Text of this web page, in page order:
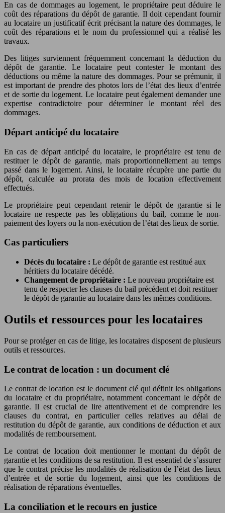
En cas de dommages au logement, le propriétaire peut déduire le
coût des réparations du dépôt de garantie. Il doit cependant fournir
au locataire un justificatif écrit précisant la nature des dommages, le
coût des réparations et le nom du professionnel qui a réalisé les
travaux.
Des litiges surviennent fréquemment concernant la déduction du
dépôt de garantie. Le locataire peut contester le montant des
déductions ou même la nature des dommages. Pour se prémunir, il
est important de prendre des photos lors de l’état des lieux d’entrée
et de sortie du logement. Le locataire peut également demander une
expertise contradictoire pour déterminer le montant réel des
dommages.
Départ anticipé du locataire
En cas de départ anticipé du locataire, le propriétaire est tenu de
restituer le dépôt de garantie, mais proportionnellement au temps
passé dans le logement. Ainsi, le locataire récupère une partie du
dépôt, calculée au prorata des mois de location effectivement
effectués.
Le propriétaire peut cependant retenir le dépôt de garantie si le
locataire ne respecte pas les obligations du bail, comme le non-
paiement des loyers ou la non-exécution de l’état des lieux de sortie.
Cas particuliers
Décès du locataire : Le dépôt de garantie est restitué aux
héritiers du locataire décédé.
Changement de propriétaire : Le nouveau propriétaire est
tenu de respecter les clauses du bail précédent et doit restituer
le dépôt de garantie au locataire dans les mêmes conditions.
Outils et ressources pour les locataires
Pour se protéger en cas de litige, les locataires disposent de plusieurs
outils et ressources.
Le contrat de location : un document clé
Le contrat de location est le document clé qui définit les obligations
du locataire et du propriétaire, notamment concernant le dépôt de
garantie. Il est crucial de lire attentivement et de comprendre les
clauses du contrat, en particulier celles relatives au délai de
restitution du dépôt de garantie, aux conditions de déduction et aux
modalités de remboursement.
Le contrat de location doit mentionner le montant du dépôt de
garantie et les conditions de sa restitution. Il est essentiel de s’assurer
que le contrat précise les modalités de réalisation de l’état des lieux
d’entrée et de sortie du logement, ainsi que les conditions de
réalisation de réparations éventuelles.
La conciliation et le recours en justice